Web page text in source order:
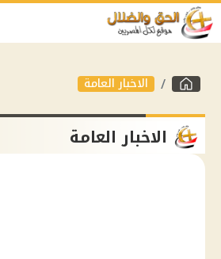
الاخبار العامة
الاخبار العامة